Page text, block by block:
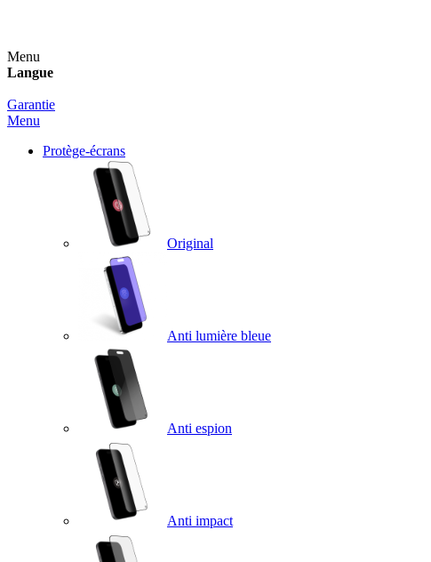
Menu
Langue
Garantie
Menu
Protège-écrans
Original
Anti lumière bleue
Anti espion
Anti impact